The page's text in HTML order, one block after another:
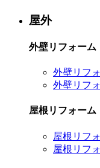
屋外
外壁リフォーム
外壁リフ
外壁リフ
屋根リフォーム
屋根リフ
屋根リフ